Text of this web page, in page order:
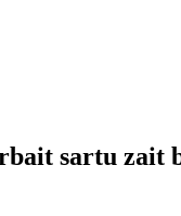
sartu zait